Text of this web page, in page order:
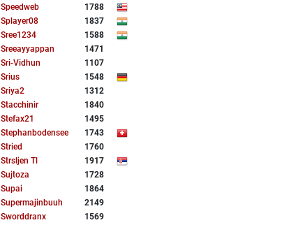
Speedweb
1788
Splayer08
1837
Sree1234
1588
Sreeayyappan
1471
Sri-Vidhun
1107
Srius
1548
Sriya2
1312
Stacchinir
1840
Stefax21
1495
Stephanbodensee
1743
Stried
1760
Strsljen Tl
1917
Sujtoza
1728
Supai
1864
Supermajinbuuh
2149
Sworddranx
1569